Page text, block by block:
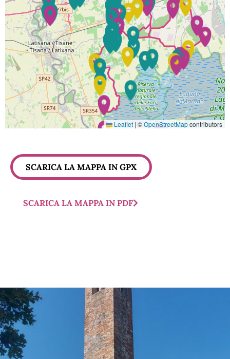
Leaflet | ©OpenStreetMapcontributors
SCARICA LA MAPPA IN GPX
SCARICA LA MAPPA IN PDF